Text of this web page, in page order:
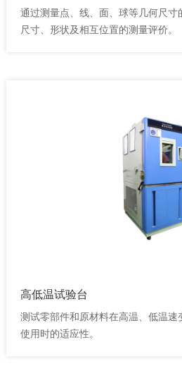
通过测量点、线、面、球等几何尺寸
尺寸、形状及相互位置的测量评价。
高低温试验台
测试零部件和原材料在高温、低温速
使用时的适应性。